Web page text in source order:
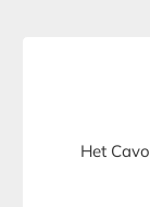
Het